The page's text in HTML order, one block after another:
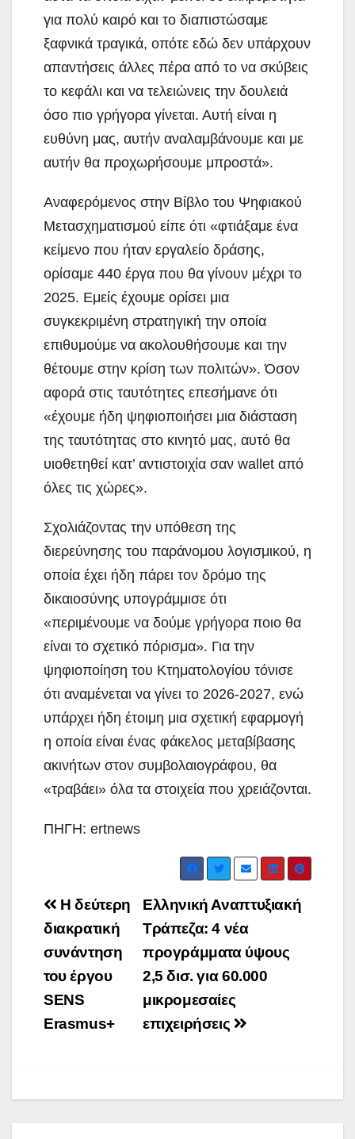
για πολύ καιρό και το διαπιστώσαμε
ξαφνικά τραγικά, οπότε εδώ δεν υπάρχουν
απαντήσεις άλλες πέρα από το να σκύβεις
το κεφάλι και να τελειώνεις την δουλειά
όσο πιο γρήγορα γίνεται. Αυτή είναι η
ευθύνη μας, αυτήν αναλαμβάνουμε και με
αυτήν θα προχωρήσουμε μπροστά».
Αναφερόμενος στην Βίβλο του Ψηφιακού
Μετασχηματισμού είπε ότι «φτιάξαμε ένα
κείμενο που ήταν εργαλείο δράσης,
ορίσαμε 440 έργα που θα γίνουν μέχρι το
2025. Εμείς έχουμε ορίσει μια
συγκεκριμένη στρατηγική την οποία
επιθυμούμε να ακολουθήσουμε και την
θέτουμε στην κρίση των πολιτών». Όσον
αφορά στις ταυτότητες επεσήμανε ότι
«έχουμε ήδη ψηφιοποιήσει μια διάσταση
της ταυτότητας στο κινητό μας, αυτό θα
υιοθετηθεί κατ’ αντιστοιχία σαν wallet από
όλες τις χώρες».
Σχολιάζοντας την υπόθεση της
διερεύνησης του παράνομου λογισμικού, η
οποία έχει ήδη πάρει τον δρόμο της
δικαιοσύνης υπογράμμισε ότι
«περιμένουμε να δούμε γρήγορα ποιο θα
είναι το σχετικό πόρισμα». Για την
ψηφιοποίηση του Κτηματολογίου τόνισε
ότι αναμένεται να γίνει το 2026-2027, ενώ
υπάρχει ήδη έτοιμη μια σχετική εφαρμογή
η οποία είναι ένας φάκελος μεταβίβασης
ακινήτων στον συμβολαιογράφου, θα
«τραβάει» όλα τα στοιχεία που χρειάζονται.
ΠΗΓΗ: ertnews
Post
navigation
Ελληνική Αναπτυξιακή
Τράπεζα: 4 νέα
προγράμματα ύψους
2,5 δισ. για 60.000
μικρομεσαίες
επιχειρήσεις
Η δεύτερη
διακρατική
συνάντηση
του έργου
SENS
Erasmus+